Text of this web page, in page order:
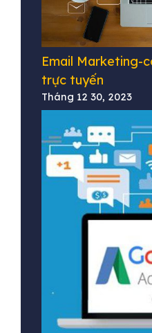
Email Marketing-
trực tuyến
Tháng 12 30, 2023